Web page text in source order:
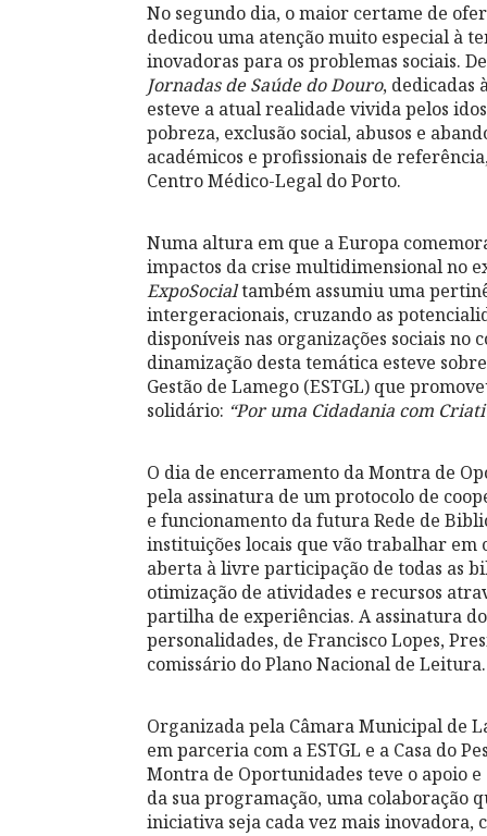
No segundo dia, o maior certame de
dedicou uma atenção muito especial à
inovadoras para os problemas sociais.
Jornadas de Saúde do Douro, dedicadas
esteve a atual realidade vivida pelos
pobreza, exclusão social, abusos e
académicos e profissionais de
Centro Médico-Legal do Porto.
Numa altura em que a Europa
impactos da crise multidimensional no
ExpoSocialtambém assumiu uma
intergeracionais, cruzando as
disponíveis nas organizações sociais no
dinamização desta temática esteve
Gestão de Lamego (ESTGL) que
solidário: “Por uma Cidadania com
O dia de encerramento da Montra de
pela assinatura de um protocolo de
e funcionamento da futura Rede de
instituições locais que vão trabalhar
aberta à livre participação de todas as
otimização de atividades e recursos
partilha de experiências. A assinatura
personalidades, de Francisco Lopes,
comissário do Plano Nacional de Leitura.
Organizada pela Câmara Municipal de
em parceria com a ESTGL e a Casa do
Montra de Oportunidades teve o apoio
da sua programação, uma colaboração
iniciativa seja cada vez mais